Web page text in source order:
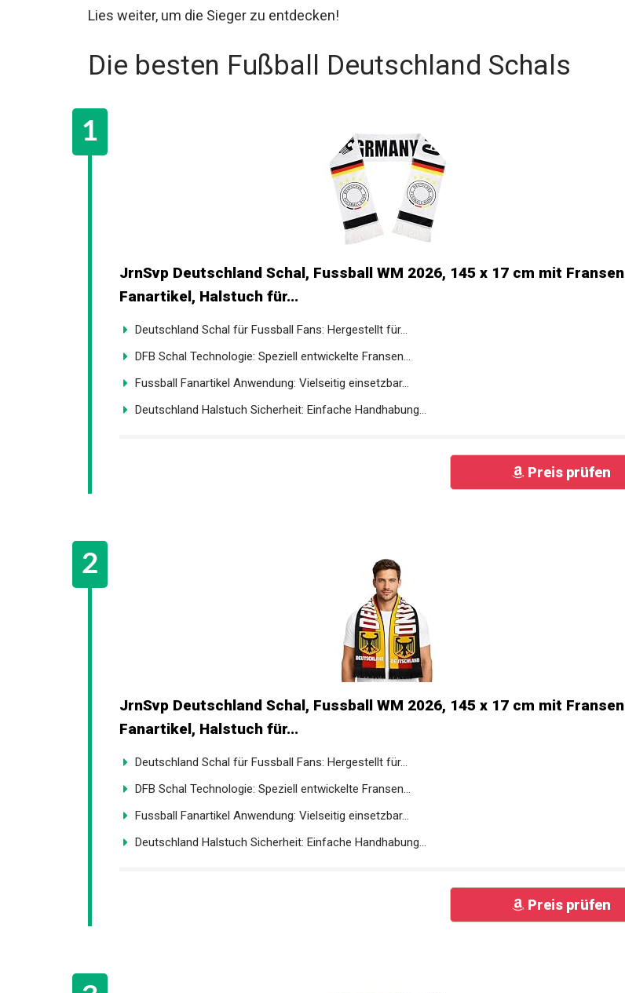
Lies weiter, um die Sieger zu entdecken!
Die besten Fußball Deutschland Schals
JrnSvp Deutschland Schal, Fussball WM 2026, 145 x 17 cm mit Fransen
Fanartikel, Halstuch für...
Deutschland Schal für Fussball Fans: Hergestellt für...
DFB Schal Technologie: Speziell entwickelte Fransen...
Fussball Fanartikel Anwendung: Vielseitig einsetzbar...
Deutschland Halstuch Sicherheit: Einfache Handhabung...
Preis prüfen
JrnSvp Deutschland Schal, Fussball WM 2026, 145 x 17 cm mit Fransen
Fanartikel, Halstuch für...
Deutschland Schal für Fussball Fans: Hergestellt für...
DFB Schal Technologie: Speziell entwickelte Fransen...
Fussball Fanartikel Anwendung: Vielseitig einsetzbar...
Deutschland Halstuch Sicherheit: Einfache Handhabung...
Preis prüfen